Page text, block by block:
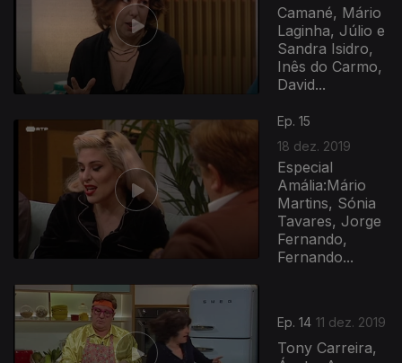
Camané, Mário
Laginha, Júlio e
Sandra Isidro,
Inês do Carmo,
David...
Ep. 15
18 dez. 2019
Especial
Amália:Mário
Martins, Sónia
Tavares, Jorge
Fernando,
Fernando...
Ep. 14 11 dez. 2019
Tony Carreira,